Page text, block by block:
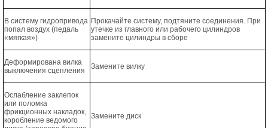
В систему гидропривода
попал воздух (педаль
«мягкая»)
Прокачайте систему, подтяните соединения. При
утечке из главного или рабочего цилиндров
замените цилиндры в сборе
Деформирована вилка
выключения сцепления
Замените вилку
Ослабление заклепок
или поломка
фрикционных накладок,
коробление ведомого
Замените диск